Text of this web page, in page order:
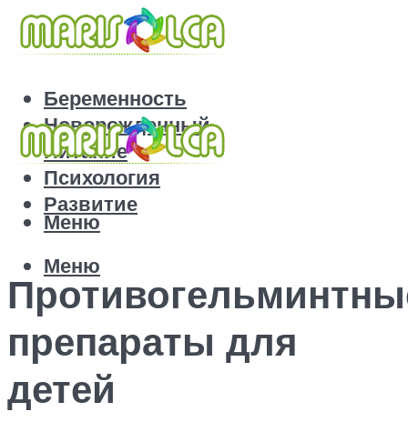
Беременность
Новорожденный
Питание
Психология
Развитие
Меню
Меню
препараты для
детей